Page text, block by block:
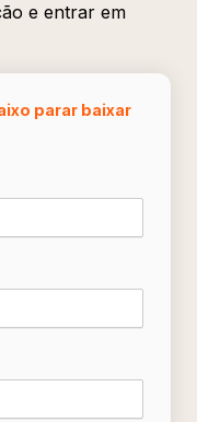
e entrar em
parar baixar